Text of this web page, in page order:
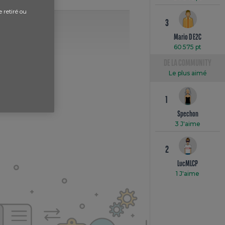
Mario D E2C
60 575 pt
3
Le plus aimé
Spechon
3 J'aime
1
LucMLCP
1 J'aime
2
retiré ou